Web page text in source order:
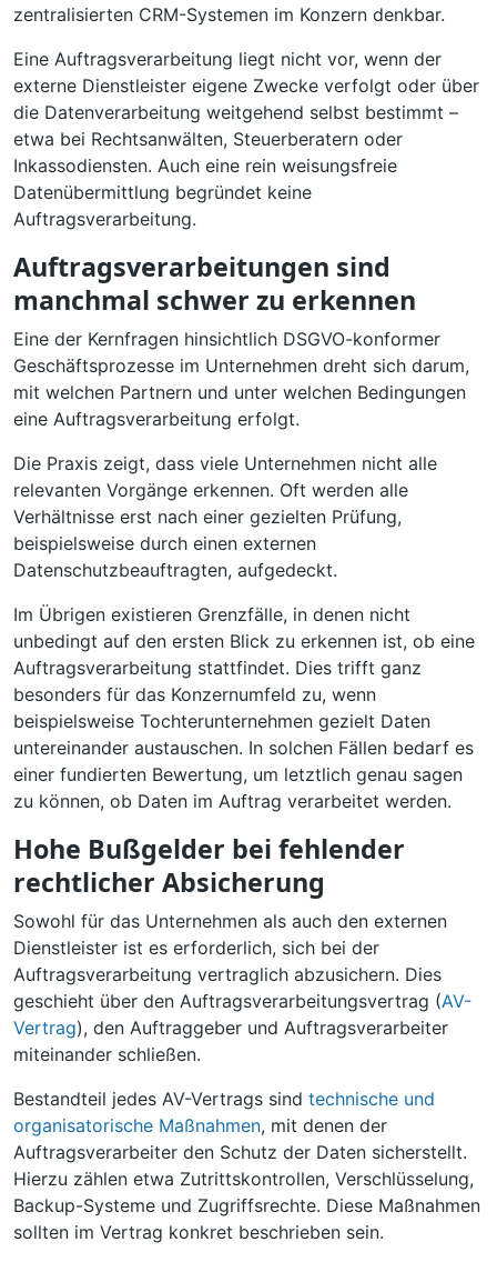
zentralisierten CRM-Systemen im Konzern denkbar.
Eine Auftragsverarbeitung liegt nicht vor, wenn der
externe Dienstleister eigene Zwecke verfolgt oder über
die Datenverarbeitung weitgehend selbst bestimmt –
etwa bei Rechtsanwälten, Steuerberatern oder
Inkassodiensten. Auch eine rein weisungsfreie
Datenübermittlung begründet keine
Auftragsverarbeitung.
Auftragsverarbeitungen sind
manchmal schwer zu erkennen
Eine der Kernfragen hinsichtlich DSGVO-konformer
Geschäftsprozesse im Unternehmen dreht sich darum,
mit welchen Partnern und unter welchen Bedingungen
eine Auftragsverarbeitung erfolgt.
Die Praxis zeigt, dass viele Unternehmen nicht alle
relevanten Vorgänge erkennen. Oft werden alle
Verhältnisse erst nach einer gezielten Prüfung,
beispielsweise durch einen externen
Datenschutzbeauftragten, aufgedeckt.
Im Übrigen existieren Grenzfälle, in denen nicht
unbedingt auf den ersten Blick zu erkennen ist, ob eine
Auftragsverarbeitung stattfindet. Dies trifft ganz
besonders für das Konzernumfeld zu, wenn
beispielsweise Tochterunternehmen gezielt Daten
untereinander austauschen. In solchen Fällen bedarf es
einer fundierten Bewertung, um letztlich genau sagen
zu können, ob Daten im Auftrag verarbeitet werden.
Hohe Bußgelder bei fehlender
rechtlicher Absicherung
Sowohl für das Unternehmen als auch den externen
Dienstleister ist es erforderlich, sich bei der
Auftragsverarbeitung vertraglich abzusichern. Dies
geschieht über den Auftragsverarbeitungsvertrag (AV-
Vertrag), den Auftraggeber und Auftragsverarbeiter
miteinander schließen.
Bestandteil jedes AV-Vertrags sind technische und
organisatorische Maßnahmen, mit denen der
Auftragsverarbeiter den Schutz der Daten sicherstellt.
Hierzu zählen etwa Zutrittskontrollen, Verschlüsselung,
Backup-Systeme und Zugriffsrechte. Diese Maßnahmen
sollten im Vertrag konkret beschrieben sein.